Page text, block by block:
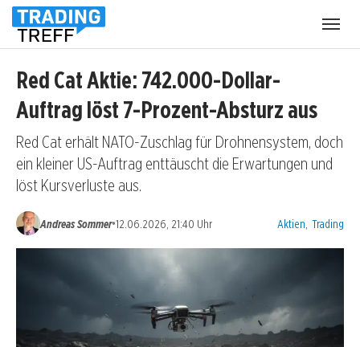
Red Cat Aktie: 742.000-Dollar-
Auftrag löst 7-Prozent-Absturz aus
Red Cat erhält NATO-Zuschlag für Drohnensystem, doch
ein kleiner US-Auftrag enttäuscht die Erwartungen und
löst Kursverluste aus.
Andreas Sommer•12.06.2026, 21:40 Uhr Kategorien:
Aktien Trading